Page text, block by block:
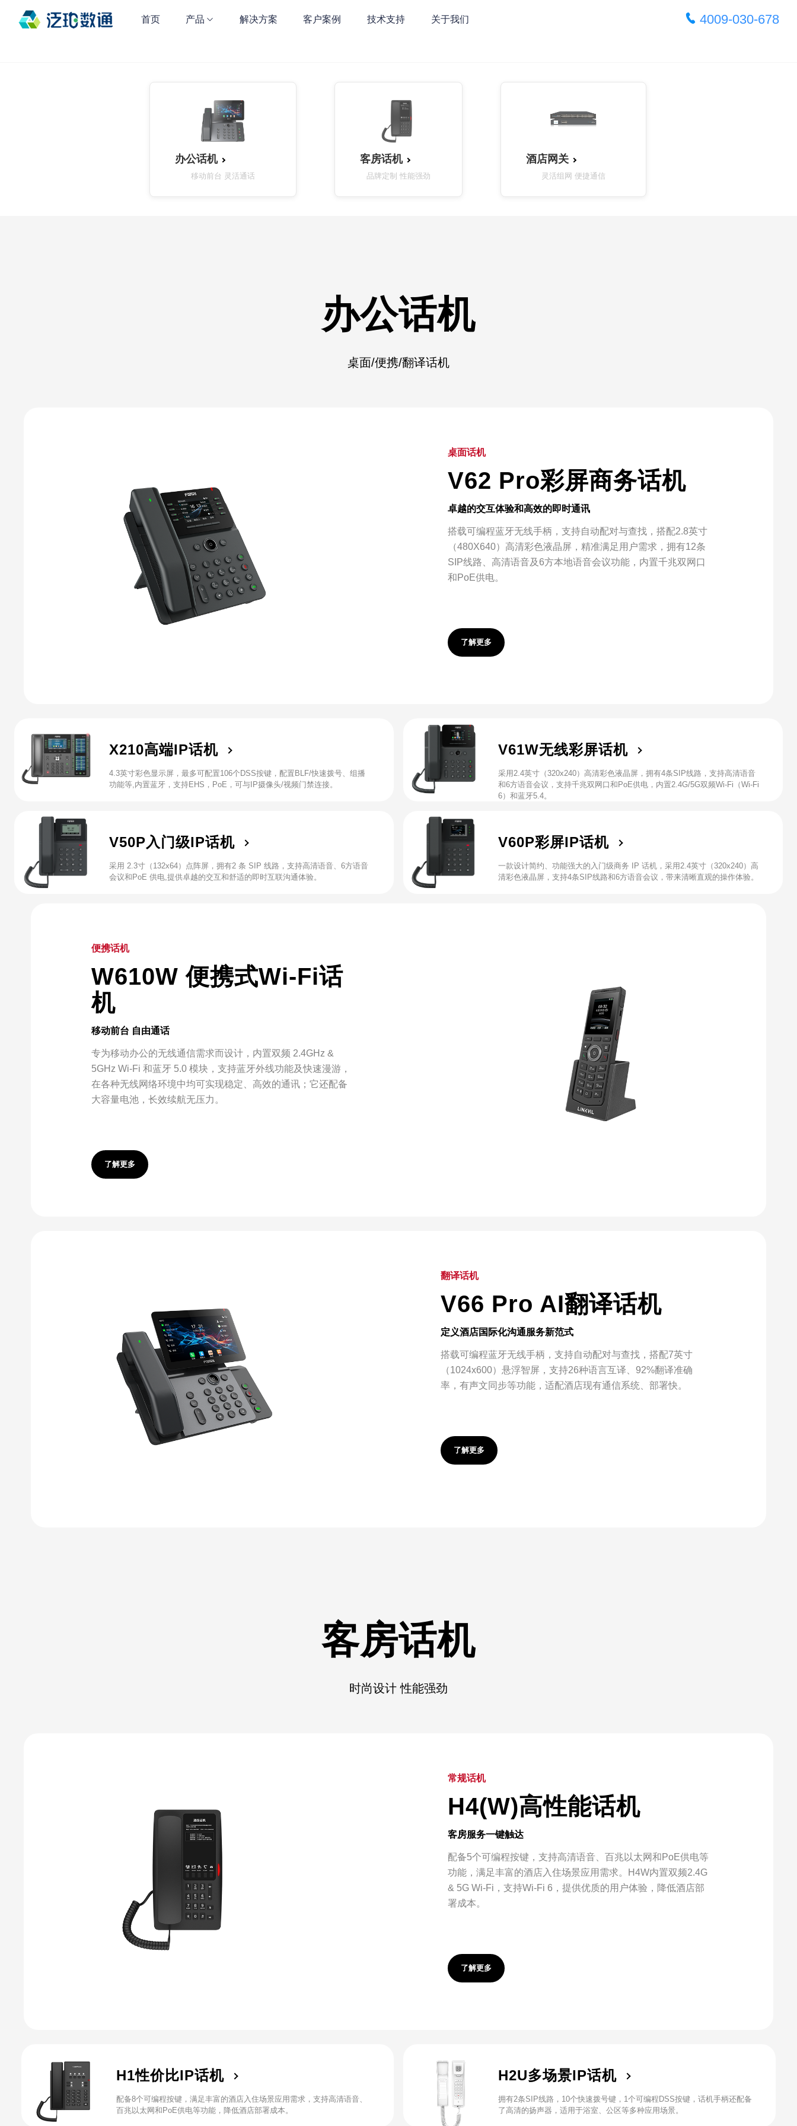
首页 产品 解决方案 客户案例 技术支持 关于我们 4009‑030‑678
办公话机
移动前台 灵活通话
客房话机
品牌定制 性能强劲
酒店网关
灵活组网 便捷通信
办公话机
桌面/便携/翻译话机
桌面话机
V62 Pro彩屏商务话机
卓越的交互体验和高效的即时通讯
搭载可编程蓝牙无线手柄，支持自动配对与查找，搭配2.8英寸
（480X640）高清彩色液晶屏，精准满足用户需求，拥有12条
SIP线路、高清语音及6方本地语音会议功能，内置千兆双网口
和PoE供电。
了解更多
X210高端IP话机
4.3英寸彩色显示屏，最多可配置106个DSS按键，配置BLF/快速拨号、组播
功能等,内置蓝牙，支持EHS，PoE，可与IP摄像头/视频门禁连接。
V61W无线彩屏话机
采用2.4英寸（320x240）高清彩色液晶屏，拥有4条SIP线路，支持高清语音
和6方语音会议，支持千兆双网口和PoE供电，内置2.4G/5G双频Wi-Fi（Wi-Fi
6）和蓝牙5.4。
V50P入门级IP话机
采用 2.3寸（132x64）点阵屏，拥有2 条 SIP 线路，支持高清语音、6方语音
会议和PoE 供电,提供卓越的交互和舒适的即时互联沟通体验。
V60P彩屏IP话机
一款设计简约、功能强大的入门级商务 IP 话机，采用2.4英寸（320x240）高
清彩色液晶屏，支持4条SIP线路和6方语音会议，带来清晰直观的操作体验。
便携话机
W610W 便携式Wi-Fi话
机
移动前台 自由通话
专为移动办公的无线通信需求而设计，内置双频 2.4GHz &
5GHz Wi-Fi 和蓝牙 5.0 模块，支持蓝牙外线功能及快速漫游，
在各种无线网络环境中均可实现稳定、高效的通讯；它还配备
大容量电池，长效续航无压力。
了解更多
翻译话机
V66 Pro AI翻译话机
定义酒店国际化沟通服务新范式
搭载可编程蓝牙无线手柄，支持自动配对与查找，搭配7英寸
（1024x600）悬浮智屏，支持26种语言互译、92%翻译准确
率，有声文同步等功能，适配酒店现有通信系统、部署快。
了解更多
客房话机
时尚设计 性能强劲
常规话机
H4(W)高性能话机
客房服务一键触达
配备5个可编程按键，支持高清语音、百兆以太网和PoE供电等
功能，满足丰富的酒店入住场景应用需求。H4W内置双频2.4G
& 5G Wi-Fi，支持Wi-Fi 6，提供优质的用户体验，降低酒店部
署成本。
了解更多
H1性价比IP话机
配备8个可编程按键，满足丰富的酒店入住场景应用需求，支持高清语音、
百兆以太网和PoE供电等功能，降低酒店部署成本。
H2U多场景IP话机
拥有2条SIP线路，10个快速拨号键，1个可编程DSS按键，话机手柄还配备
了高清的扬声器，适用于浴室、公区等多种应用场景。